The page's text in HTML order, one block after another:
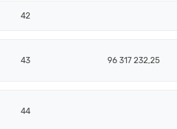
42
43 96 317 232,25
44